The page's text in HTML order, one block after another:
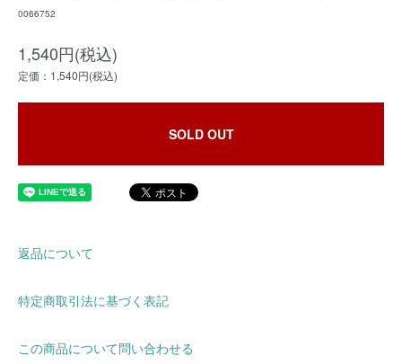
0066752
1,540円(税込)
定価：1,540円(税込)
SOLD OUT
返品について
特定商取引法に基づく表記
この商品について問い合わせる